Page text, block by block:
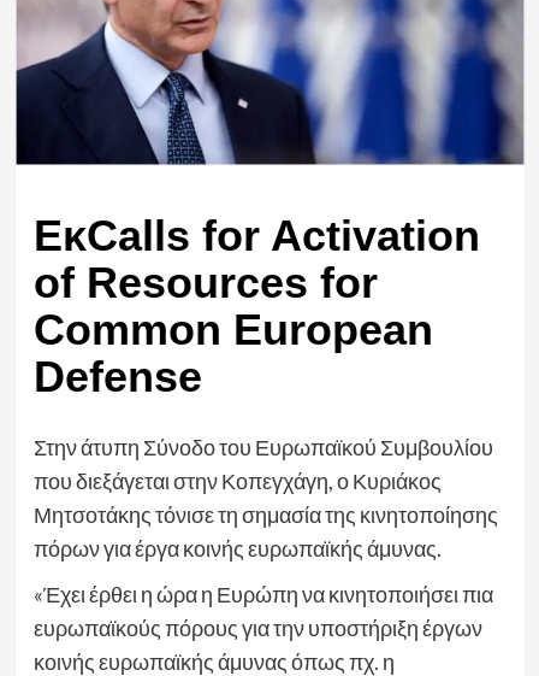
ΕκCalls for Activation
of Resources for
Common European
Defense
Στην άτυπη Σύνοδο του Ευρωπαϊκού Συμβουλίου
που διεξάγεται στην Κοπεγχάγη, ο Κυριάκος
Μητσοτάκης τόνισε τη σημασία της κινητοποίησης
πόρων για έργα κοινής ευρωπαϊκής άμυνας.
«Έχει έρθει η ώρα η Ευρώπη να κινητοποιήσει πια
ευρωπαϊκούς πόρους για την υποστήριξη έργων
κοινής ευρωπαϊκής άμυνας όπως πχ. η